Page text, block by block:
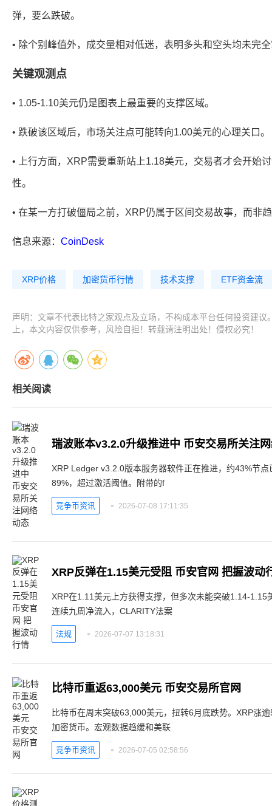
弹，要么跌破。
• 除个别峰值外，成交量相对低迷，表明多头和空头均未完
关键观测点
• 1.05-1.10美元仍是图表上最重要的支撑区域。
• 跌破该区域后，市场关注点可能转向1.00美元的心理关口。
• 上行方面，XRP需要重新站上1.18美元，交易者才会开始
性。
• 在某一方打破僵局之前，XRP仍属于区间交易故事，而非
信息来源： CoinDesk
XRP价格 加密货币行情 技术支撑 ETF资金流
声明：文章不代表比特之家观点及立场，不构成本平台任何投资建议
上，本文内容仅供参考，风险自担！转载请注明出处！侵权必究！
相关阅读
瑞波账本v3.2.0升级推进中 币安交易所关注
XRP Ledger v3.2.0版本服务器软件正在推进，约43%节
89%，超过激活阈值。附带的f
竞争币资讯 2026-07-08 17:11:35
XRP反弹在1.15美元受阻 币安官网 把握波动
XRP在1.11美元上方获得支撑，但多次未能突破1.14-1.15
连续九周净流入，CLARITY法案
法规 2026-07-07 13:18:31
比特币重返63,000美元 币安交易所官网
比特币在周末突破63,000美元，扭转6月底跌势。XRP涨
加密货币。宏观数据趋缓和美联
竞争币资讯 2026-07-05 02:58:56